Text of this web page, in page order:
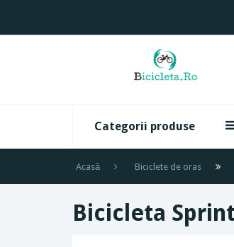
Categorii produse
Acasă Biciclete de oras
Bicicleta